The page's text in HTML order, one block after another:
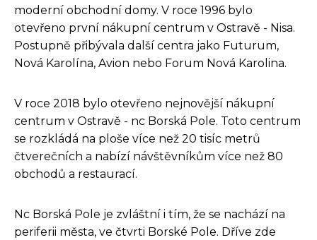
moderní obchodní domy. V roce 1996 bylo
otevřeno první nákupní centrum v Ostravě - Nisa.
Postupně přibývala další centra jako Futurum,
Nová Karolína, Avion nebo Forum Nová Karolina.
V roce 2018 bylo otevřeno nejnovější nákupní
centrum v Ostravě - nc Borská Pole. Toto centrum
se rozkládá na ploše více než 20 tisíc metrů
čtverečních a nabízí návštěvníkům více než 80
obchodů a restaurací.
Nc Borská Pole je zvláštní i tím, že se nachází na
periferii města, ve čtvrti Borské Pole. Dříve zde